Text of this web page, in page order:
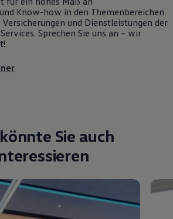
Know-how in den Themenbereichen
und Dienstleistungen der
Sprechen Sie uns an – wir
Sie auch